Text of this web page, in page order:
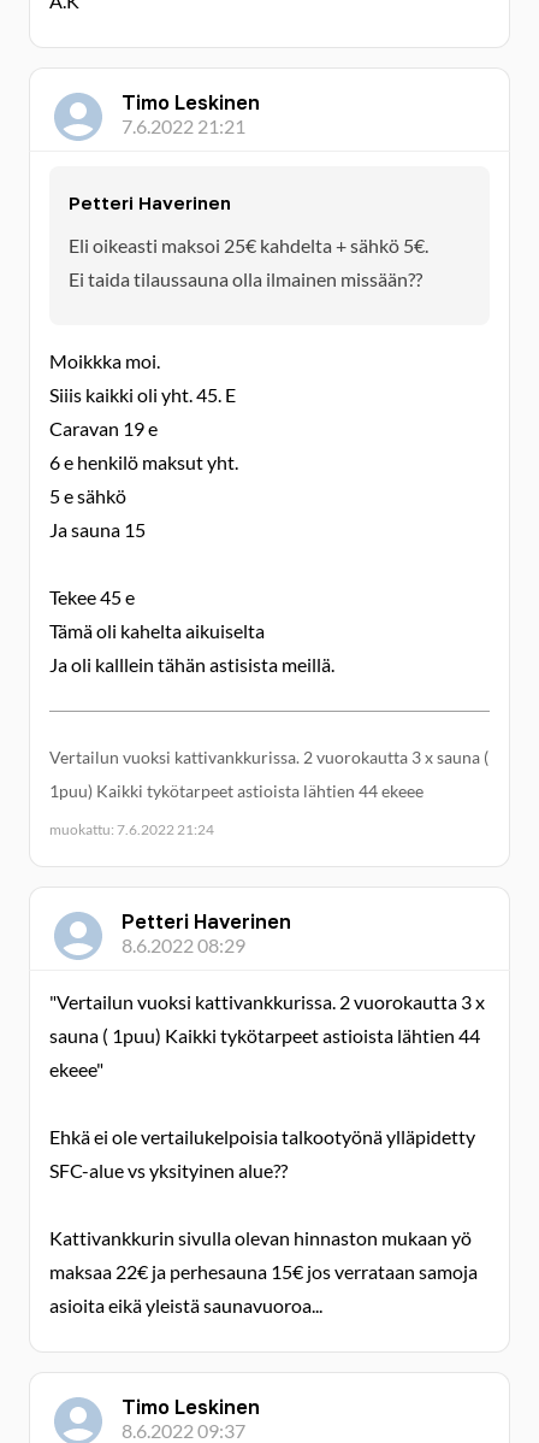
Timo Leskinen
7.6.2022 21:21
Petteri Haverinen
Eli oikeasti maksoi 25€ kahdelta + sähkö 5€.
Ei taida tilaussauna olla ilmainen missään??
Moikkka moi.
Siiis kaikki oli yht. 45. E
Caravan 19 e
6 e henkilö maksut yht.
5 e sähkö
Ja sauna 15
Tekee 45 e
Tämä oli kahelta aikuiselta
Ja oli kalllein tähän astisista meillä.
Vertailun vuoksi kattivankkurissa. 2 vuorokautta 3 x sauna (
1puu) Kaikki tykötarpeet astioista lähtien 44 ekeee
muokattu: 7.6.2022 21:24
Petteri Haverinen
8.6.2022 08:29
"Vertailun vuoksi kattivankkurissa. 2 vuorokautta 3 x
sauna ( 1puu) Kaikki tykötarpeet astioista lähtien 44
ekeee"
Ehkä ei ole vertailukelpoisia talkootyönä ylläpidetty
SFC-alue vs yksityinen alue??
Kattivankkurin sivulla olevan hinnaston mukaan yö
maksaa 22€ ja perhesauna 15€ jos verrataan samoja
asioita eikä yleistä saunavuoroa...
Timo Leskinen
8.6.2022 09:37